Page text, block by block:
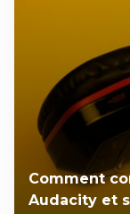
Comment
Audacity et